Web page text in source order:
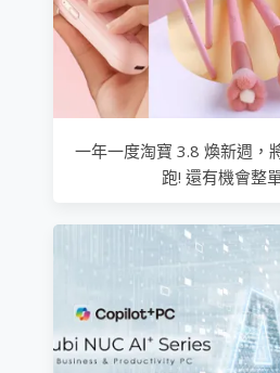
一年一度淘寶 3.8 煥新週，
跑! 還有機會整